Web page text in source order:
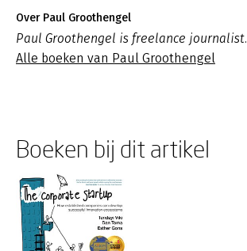
Over Paul Groothengel
Paul Groothengel is freelance journalist.
Alle boeken van Paul Groothengel
Boeken bij dit artikel